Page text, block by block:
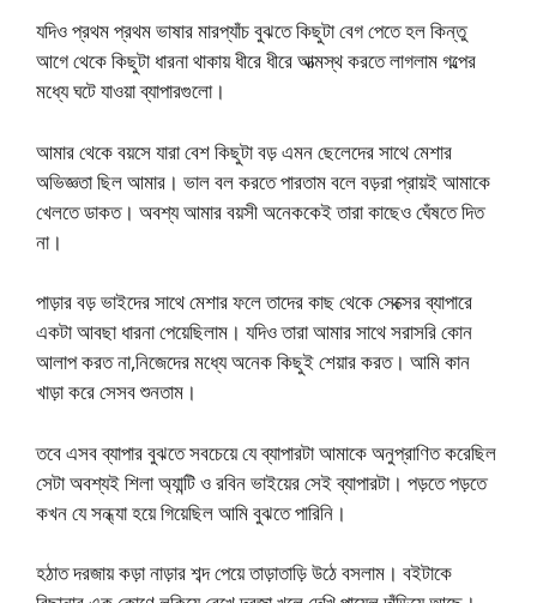
যদিও প্রথম প্রথম ভাষার মারপ্যাঁচ বুঝতে কিছুটা বেগ পেতে হল কিন্তু
আগে থেকে কিছুটা ধারনা থাকায় ধীরে ধীরে আত্মস্থ করতে লাগলাম গল্পের
মধ্যে ঘটে যাওয়া ব্যাপারগুলো।
আমার থেকে বয়সে যারা বেশ কিছুটা বড় এমন ছেলেদের সাথে মেশার
অভিজ্ঞতা ছিল আমার। ভাল বল করতে পারতাম বলে বড়রা প্রায়ই আমাকে
খেলতে ডাকত। অবশ্য আমার বয়সী অনেককেই তারা কাছেও ঘেঁষতে দিত
না।
পাড়ার বড় ভাইদের সাথে মেশার ফলে তাদের কাছ থেকে সেক্সের ব্যাপারে
একটা আবছা ধারনা পেয়েছিলাম। যদিও তারা আমার সাথে সরাসরি কোন
আলাপ করত না,নিজেদের মধ্যে অনেক কিছুই শেয়ার করত। আমি কান
খাড়া করে সেসব শুনতাম।
তবে এসব ব্যাপার বুঝতে সবচেয়ে যে ব্যাপারটা আমাকে অনুপ্রাণিত করেছিল
সেটা অবশ্যই শিলা অ্যান্টি ও রবিন ভাইয়ের সেই ব্যাপারটা। পড়তে পড়তে
কখন যে সন্ধ্যা হয়ে গিয়েছিল আমি বুঝতে পারিনি।
হঠাত দরজায় কড়া নাড়ার শব্দ পেয়ে তাড়াতাড়ি উঠে বসলাম। বইটাকে